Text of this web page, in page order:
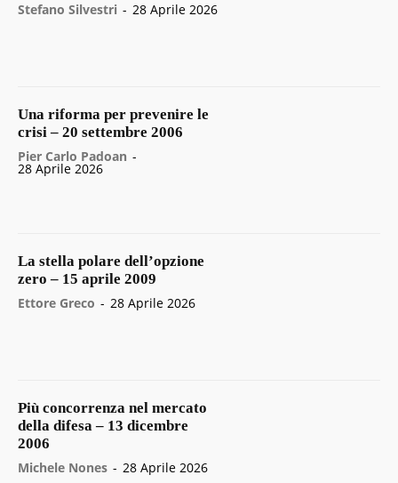
Stefano Silvestri - 28 Aprile 2026
Una riforma per prevenire le
crisi – 20 settembre 2006
Pier Carlo Padoan -
28 Aprile 2026
La stella polare dell’opzione
zero – 15 aprile 2009
Ettore Greco - 28 Aprile 2026
Più concorrenza nel mercato
della difesa – 13 dicembre
2006
Michele Nones - 28 Aprile 2026